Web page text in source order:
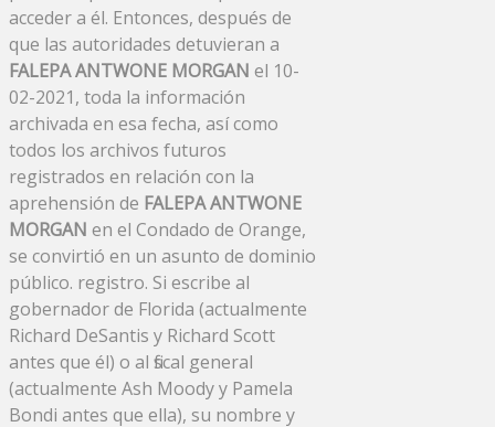
acceder a él. Entonces, después de
que las autoridades detuvieran a
FALEPA ANTWONE MORGAN el 10-
02-2021, toda la información
archivada en esa fecha, así como
todos los archivos futuros
registrados en relación con la
aprehensión de FALEPA ANTWONE
MORGAN en el Condado de Orange,
se convirtió en un asunto de dominio
público. registro. Si escribe al
gobernador de Florida (actualmente
Richard DeSantis y Richard Scott
antes que él) o al fiscal general
(actualmente Ash Moody y Pamela
Bondi antes que ella), su nombre y